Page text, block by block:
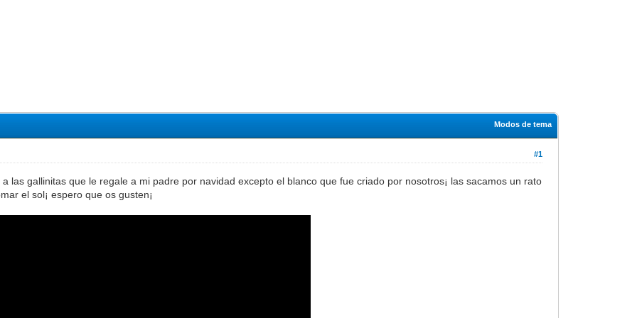
Modos de tema
#1
las gallinitas que le regale a mi padre por navidad excepto el blanco que fue criado por nosotros¡ las sacamos un rato
el sol¡ espero que os gusten¡